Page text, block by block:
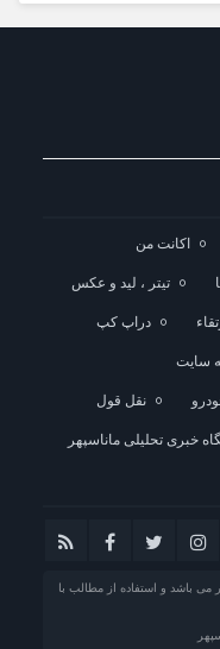
اکانت من
تیتر ، لید و عکس
دراپ کپ
سایت
نقل قول
خبری تحلیلی ماناسپهر
باشد و استفاده از مطالب با